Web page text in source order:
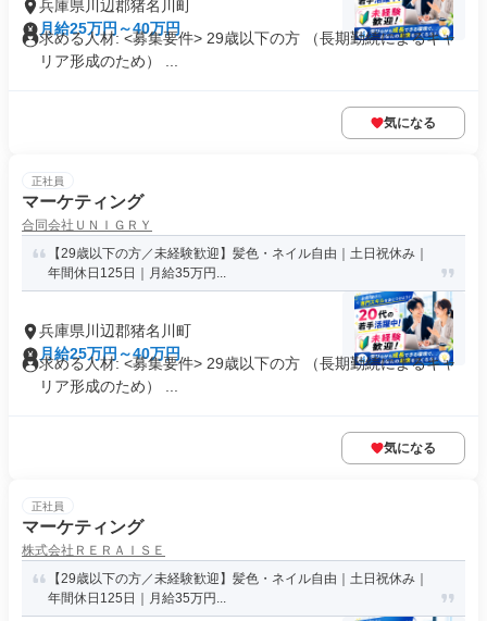
兵庫県川辺郡猪名川町
月給25万円～40万円
求める人材: <募集要件> 29歳以下の方 （長期勤続によるキャ
リア形成のため） ...
気になる
正社員
マーケティング
合同会社ＵＮＩＧＲＹ
【29歳以下の方／未経験歓迎】髪色・ネイル自由｜土日祝休み｜
年間休日125日｜月給35万円...
兵庫県川辺郡猪名川町
月給25万円～40万円
求める人材: <募集要件> 29歳以下の方 （長期勤続によるキャ
リア形成のため） ...
気になる
正社員
マーケティング
株式会社ＲＥＲＡＩＳＥ
【29歳以下の方／未経験歓迎】髪色・ネイル自由｜土日祝休み｜
年間休日125日｜月給35万円...